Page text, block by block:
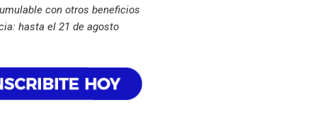
con otros beneficios
hasta el 21 de agosto